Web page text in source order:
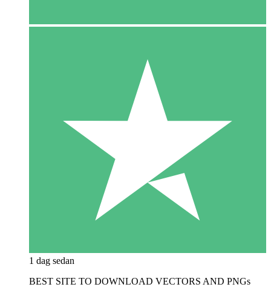
1 dag sedan
BEST SITE TO DOWNLOAD VECTORS AND PNGs